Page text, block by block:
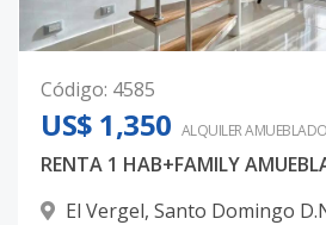
Código: 4585
US$ 1,350 ALQUILERAMUEBLADO
El Vergel, Santo Domingo